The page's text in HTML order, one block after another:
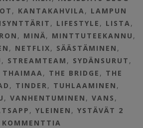
, KANTAKAHVILA, LAMPUN
, LIFESTYLE , LISTA,
, MINÄ, MINTTUTEEKANNU ,
, NETFLIX, SÄÄSTÄMINEN ,
, STREAMTEAM , SYDÄNSURUT ,
THAIMAA, THE BRIDGE , THE
, TINDER, TUHLAAMINEN ,
,VANHENTUMINEN ,VANS ,
,YLEINEN ,YSTÄVÄT 2
KOMMENTTIA